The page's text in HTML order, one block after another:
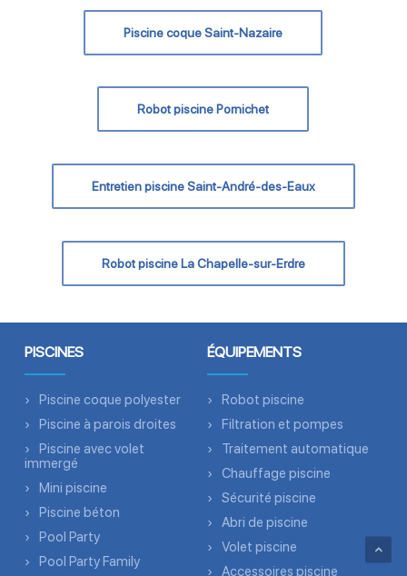
Piscine coque Saint-Nazaire
Robot piscine Pornichet
Entretien piscine Saint-André-des-Eaux
Robot piscine La Chapelle-sur-Erdre
PISCINES
Piscine coque polyester
Piscine à parois droites
Piscine avec volet
immergé
Mini piscine
Piscine béton
Pool Party
Pool Party Family
ÉQUIPEMENTS
Robot piscine
Filtration et pompes
Traitement automatique
Chauffage piscine
Sécurité piscine
Abri de piscine
Volet piscine
Accessoires piscine